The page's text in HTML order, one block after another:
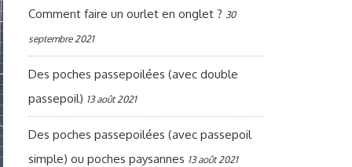
Comment faire un ourlet en onglet ? 30
septembre 2021
Des poches passepoilées (avec double
passepoil) 13 août 2021
Des poches passepoilées (avec passepoil
simple) ou poches paysannes 13 août 2021